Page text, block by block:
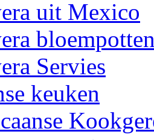
uit Mexico
Servies
keuken